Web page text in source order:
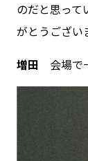
のだと思って
がとうござい
増田
会場で